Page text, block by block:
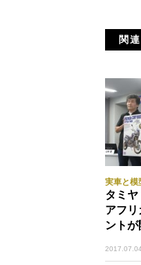
関
実車と模
タミ
アフ
ント
2017.07.04